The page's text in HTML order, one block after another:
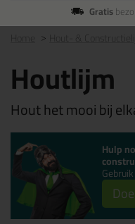
Gratis
Houtlijm
Hout het mooi bij
Hulp